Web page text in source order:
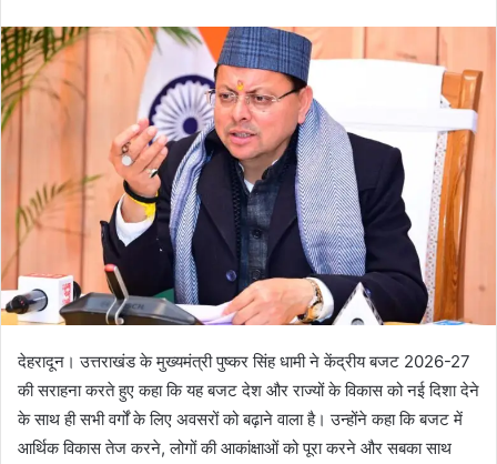
d
n
e
m
a
देहरादून। उत्तराखंड के मुख्यमंत्री पुष्कर सिंह धामी ने केंद्रीय बजट 2026-27
की सराहना करते हुए कहा कि यह बजट देश और राज्यों के विकास को नई दिशा देने
के साथ ही सभी वर्गों के लिए अवसरों को बढ़ाने वाला है। उन्होंने कहा कि बजट में
आर्थिक विकास तेज करने, लोगों की आकांक्षाओं को पूरा करने और सबका साथ